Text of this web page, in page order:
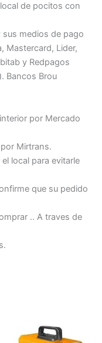
de pocitos con
medios de pago
Mastercard, Lider,
y Redpagos
Bancos Brou
por Mercado
Mirtrans.
local para evitarle
que su pedido
.. A traves de